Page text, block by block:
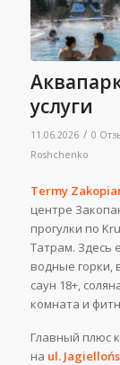
услуги
11.06.2026 / 0
Roshchenko
Termy
центре
прогулки по
Татрам. Здесь
водные горки,
саун 18+,
комната и
Главный плюс
на ul.